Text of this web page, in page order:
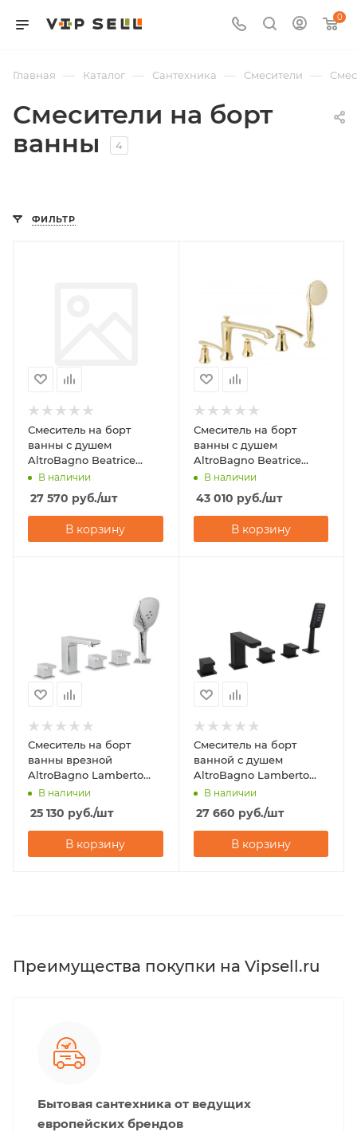
0
Главная — Каталог — Сантехника — Смесители —
Смесители на борт
ванны
4
ФИЛЬТР
Смеситель на борт
ванны с душем
AltroBagno Beatrice
020105 BrNe
В наличии
27 570 руб./шт
В корзину
Смеситель на борт
ванны с душем
AltroBagno Beatrice
020103 Or
В наличии
43 010 руб./шт
В корзину
Смеситель на борт
ванны врезной
AltroBagno Lamberto
020101 Cr
В наличии
25 130 руб./шт
В корзину
Смеситель на борт
ванной с душем
AltroBagno Lamberto
020106 NeOp
В наличии
27 660 руб./шт
В корзину
Преимущества покупки на Vipsell.ru
Бытовая сантехника от ведущих
европейских брендов